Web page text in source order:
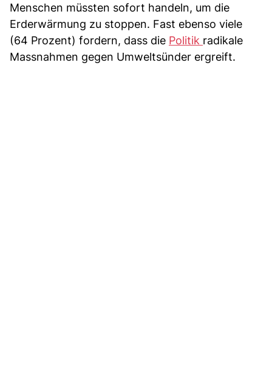
Menschen müssten sofort handeln, um die
Erderwärmung zu stoppen. Fast ebenso viele
(64 Prozent) fordern, dass die Politik radikale
Massnahmen gegen Umweltsünder ergreift.